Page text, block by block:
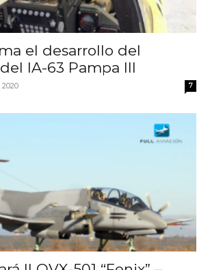
el desarrollo del
IA-63 Pampa III
2020 7